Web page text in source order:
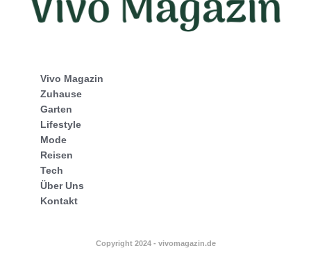
Vivo Magazin
Zuhause
Garten
Lifestyle
Mode
Reisen
Tech
Über Uns
Kontakt
Copyright 2024 - vivomagazin.de